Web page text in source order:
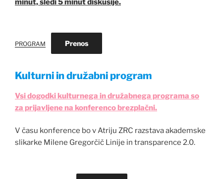
minut, sledi 5 minut diskusije.
PROGRAM Prenos
Kulturni in družabni program
Vsi dogodki kulturnega in družabnega programa so
za prijavljene na konferenco brezplačni.
V času konference bo v Atriju ZRC razstava akademske
slikarke Milene Gregorčič Linije in transparence 2.0.